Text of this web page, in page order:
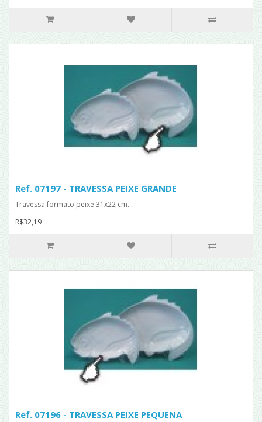
Ref. 07197 - TRAVESSA PEIXE GRANDE
Travessa formato peixe 31x22 cm...
R$32,19
Ref. 07196 - TRAVESSA PEIXE PEQUENA